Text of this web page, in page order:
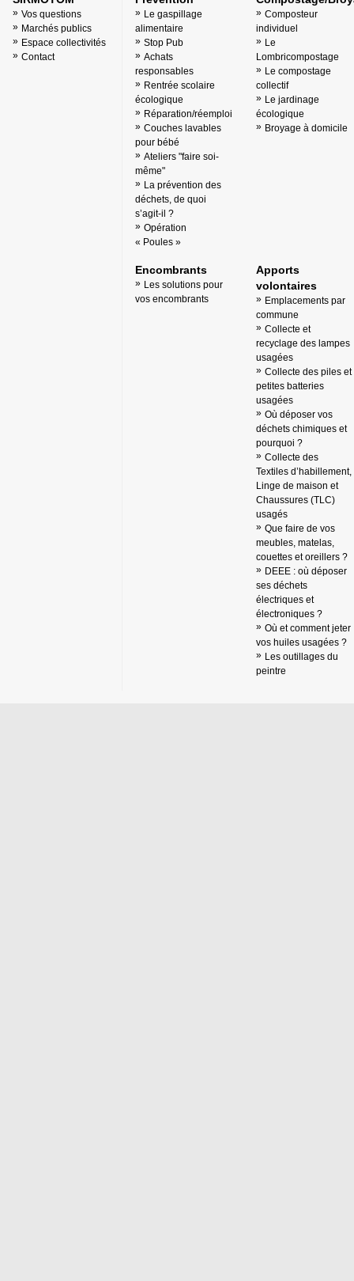
Vos questions
Marchés publics
Espace collectivités
Contact
Le gaspillage
alimentaire
Stop Pub
Achats
responsables
Rentrée scolaire
écologique
Réparation/réemploi
Couches lavables
pour bébé
Ateliers "faire soi-
même"
La prévention des
déchets, de quoi
s’agit-il ?
Opération
« Poules »
Composteur
individuel
Le
Lombricompostage
Le compostage
collectif
Le jardinage
écologique
Broyage à domicile
Encombrants
Les solutions pour
vos encombrants
Apports
volontaires
Emplacements par
commune
Collecte et
recyclage des lampes
usagées
Collecte des piles et
petites batteries
usagées
Où déposer vos
déchets chimiques et
pourquoi ?
Collecte des
Textiles d’habillement,
Linge de maison et
Chaussures (TLC)
usagés
Que faire de vos
meubles, matelas,
couettes et oreillers ?
DEEE : où déposer
ses déchets
électriques et
électroniques ?
Où et comment jeter
vos huiles usagées ?
Les outillages du
peintre